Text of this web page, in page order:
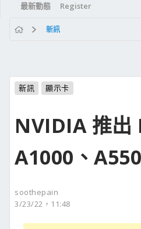
最新動態 Register
新訊
新訊 顯示卡
NVIDIA 推出
A1000、
soothepain
3/23/22，11:48